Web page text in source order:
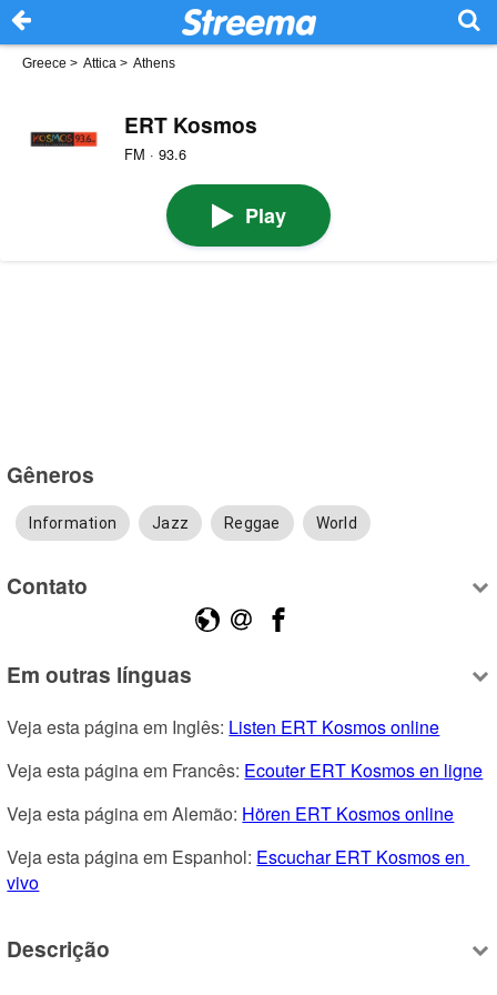
Greece > Attica > Athens
ERT Kosmos
FM · 93.6
Play
Gêneros
Information Jazz Reggae World
Contato
Em outras línguas
Veja esta página em Inglês: Listen ERT Kosmos online
Veja esta página em Francês: Ecouter ERT Kosmos en ligne
Veja esta página em Alemão: Hören ERT Kosmos online
Veja esta página em Espanhol: Escuchar ERT Kosmos en
vivo
Descrição